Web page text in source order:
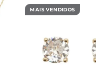
MAIS VENDIDOS